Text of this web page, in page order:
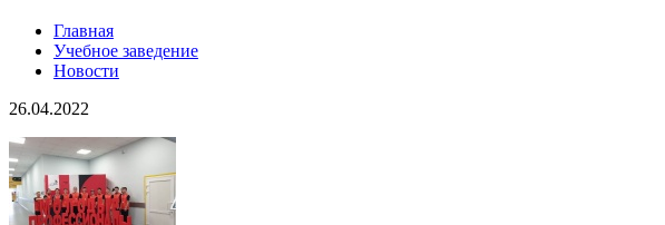
Главная
Учебное заведение
Новости
26.04.2022